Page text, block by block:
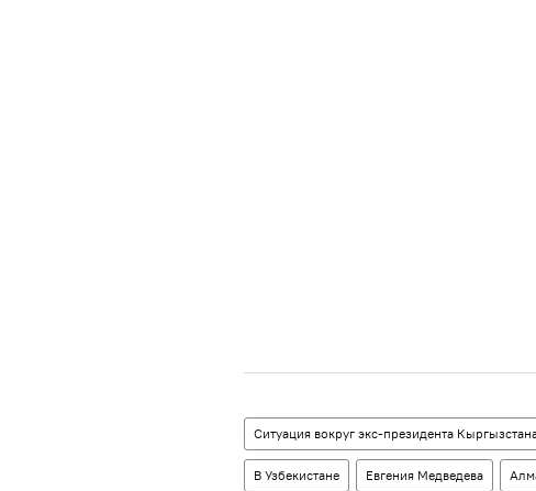
Ситуация вокруг экс-президента
В Узбекистане Евгения Медведева